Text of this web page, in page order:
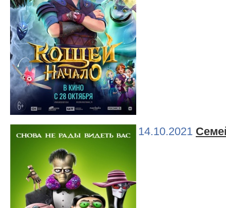
14.10.2021